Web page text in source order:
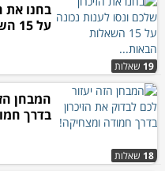
19 שאלות
בחנו את
על 15 השאלות הבאות...
18 שאלות
המבחן
בדרך